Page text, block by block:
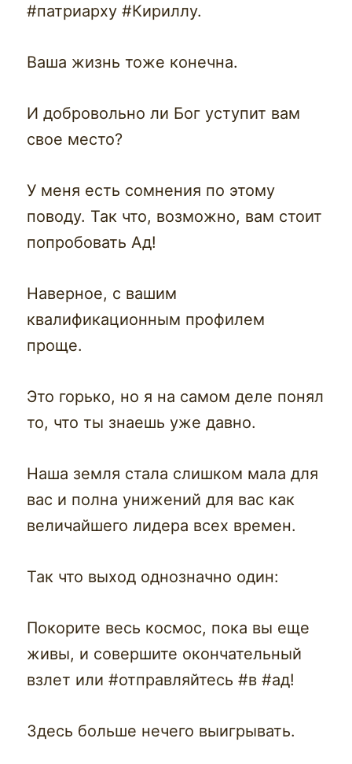
#патриарху #Кириллу.
Ваша жизнь тоже конечна.
И добровольно ли Бог уступит вам
свое место?
У меня есть сомнения по этому
поводу. Так что, возможно, вам стоит
попробовать Ад!
Наверное, с вашим
квалификационным профилем
проще.
Это горько, но я на самом деле понял
то, что ты знаешь уже давно.
Наша земля стала слишком мала для
вас и полна унижений для вас как
величайшего лидера всех времен.
Так что выход однозначно один:
Покорите весь космос, пока вы еще
живы, и совершите окончательный
взлет или #отправляйтесь #в #ад!
Здесь больше нечего выигрывать.